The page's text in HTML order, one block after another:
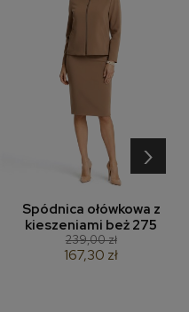
Spódnica ołówkowa z
kieszeniami beż 275
239,00 zł
167,30 zł
›